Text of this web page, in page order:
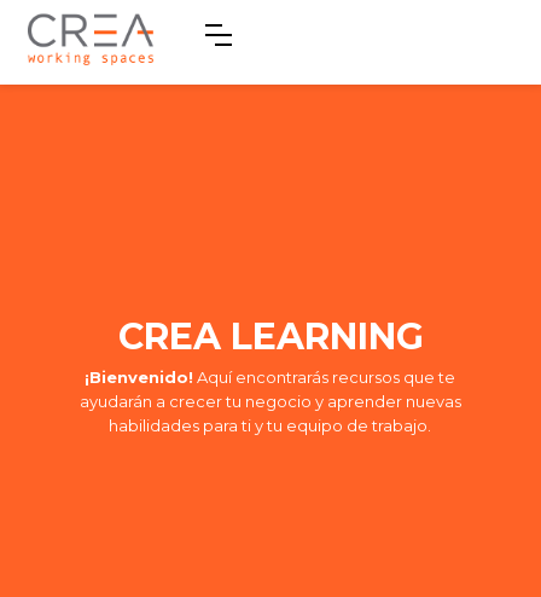
CREA LEARNING
¡Bienvenido! Aquí encontrarás recursos que te
ayudarán a crecer tu negocio y aprender nuevas
habilidades para ti y tu equipo de trabajo.